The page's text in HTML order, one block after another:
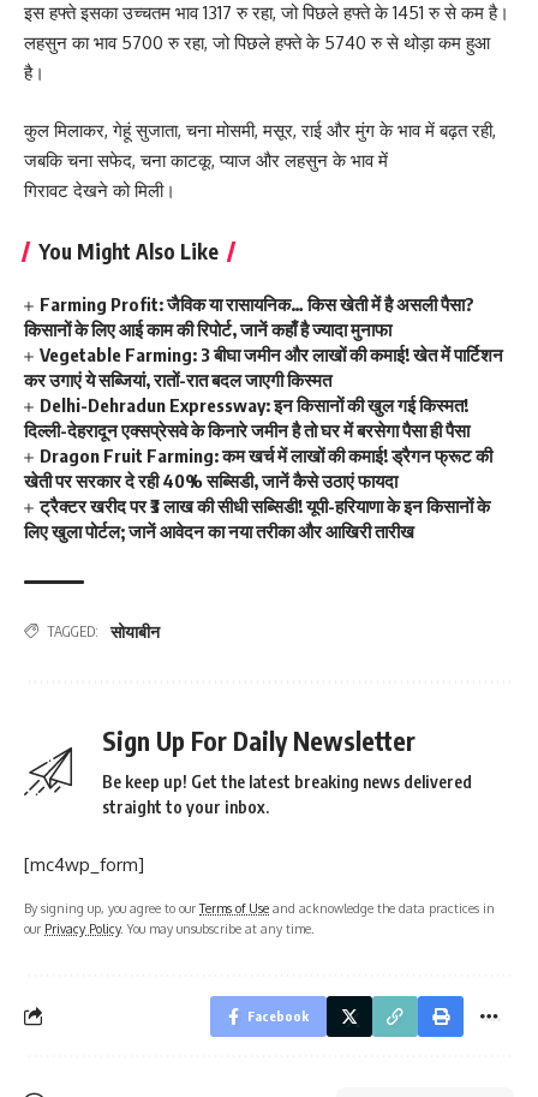
इस हफ्ते इसका उच्चतम भाव 1317 रु रहा, जो पिछले हफ्ते के 1451 रु से कम है।
लहसुन का भाव 5700 रु रहा, जो पिछले हफ्ते के 5740 रु से थोड़ा कम हुआ
है।
कुल मिलाकर, गेहूं सुजाता, चना मोसमी, मसूर, राई और मुंग के भाव में बढ़त रही,
जबकि चना सफेद, चना काटकू, प्याज और लहसुन के भाव में
गिरावट देखने को मिली।
You Might Also Like
Farming Profit: जैविक या रासायनिक… किस खेती में है असली पैसा?
किसानों के लिए आई काम की रिपोर्ट, जानें कहाँ है ज्यादा मुनाफा
Vegetable Farming: 3 बीघा जमीन और लाखों की कमाई! खेत में पार्टिशन
कर उगाएं ये सब्जियां, रातों-रात बदल जाएगी किस्मत
Delhi-Dehradun Expressway: इन किसानों की खुल गई किस्मत!
दिल्ली-देहरादून एक्सप्रेसवे के किनारे जमीन है तो घर में बरसेगा पैसा ही पैसा
Dragon Fruit Farming: कम खर्च में लाखों की कमाई! ड्रैगन फ्रूट की
खेती पर सरकार दे रही 40% सब्सिडी, जानें कैसे उठाएं फायदा
ट्रैक्टर खरीद पर ₹3 लाख की सीधी सब्सिडी! यूपी-हरियाणा के इन किसानों के
लिए खुला पोर्टल; जानें आवेदन का नया तरीका और आखिरी तारीख
TAGGED: सोयाबीन
Sign Up For Daily Newsletter
Be keep up! Get the latest breaking news delivered
straight to your inbox.
[mc4wp_form]
By signing up, you agree to ourTerms of Use and acknowledge the data practices in
our Privacy Policy. You may unsubscribe at any time.
Facebook